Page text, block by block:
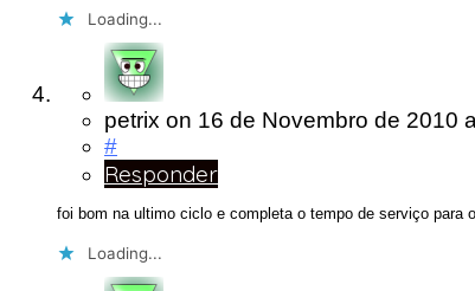
Loading...
petrix on 16 de Novembro de 2010
#
Responder
foi bom na ultimo ciclo e completa o tempo de serviço
Loading...